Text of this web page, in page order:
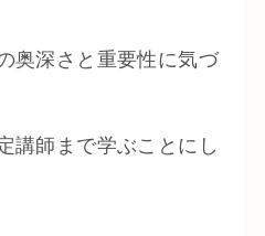
奥深さと重要性に気づ
講師まで学ぶことにし